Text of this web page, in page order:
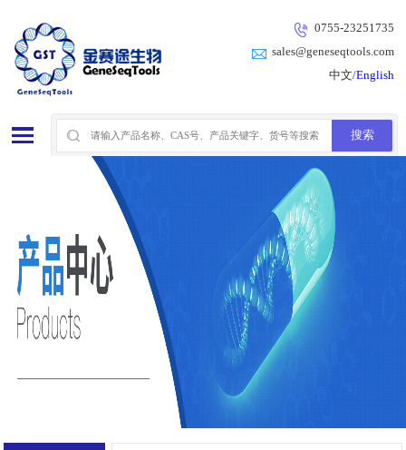
0755-23251735
sales@geneseqtools.com
中文/English